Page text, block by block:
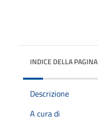
INDICE DELLA PAGINA
Descrizione
A cura di